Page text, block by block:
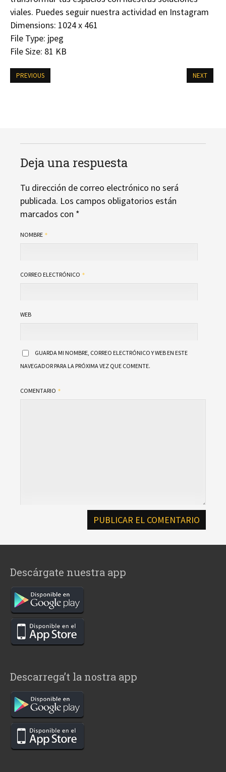
viales. Puedes seguir nuestra actividad en Instagram
Dimensions: 1024 x 461
File Type: jpeg
File Size: 81 KB
PREVIOUS NEXT
Deja una respuesta
Tu dirección de correo electrónico no será
publicada. Los campos obligatorios están
marcados con *
NOMBRE
CORREO ELECTRÓNICO
WEB
GUARDA MI NOMBRE, CORREO ELECTRÓNICO Y WEB EN ESTE
NAVEGADOR PARA LA PRÓXIMA VEZ QUE COMENTE.
COMENTARIO
Descárgate nuestra app
Descarrega’t la nostra app